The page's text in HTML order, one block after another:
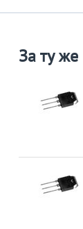
За ту